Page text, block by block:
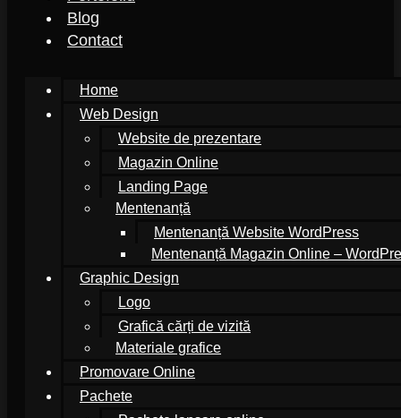
Blog
Contact
Home
Web Design
Website de prezentare
Magazin Online
Landing Page
Mentenanță
Mentenanță Website WordPress
Mentenanță Magazin Online –
Graphic Design
Logo
Grafică cărți de vizită
Materiale grafice
Promovare Online
Pachete